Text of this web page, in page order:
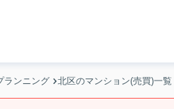
ランニング 北区のマンション(売買)一覧